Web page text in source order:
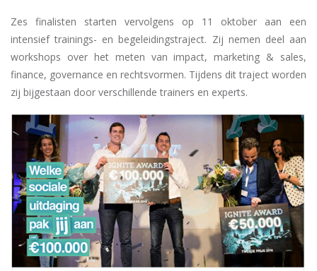
Zes finalisten starten vervolgens op 11 oktober aan een
intensief trainings- en begeleidingstraject. Zij nemen deel aan
workshops over het meten van impact, marketing & sales,
finance, governance en rechtsvormen. Tijdens dit traject worden
zij bijgestaan door verschillende trainers en experts.